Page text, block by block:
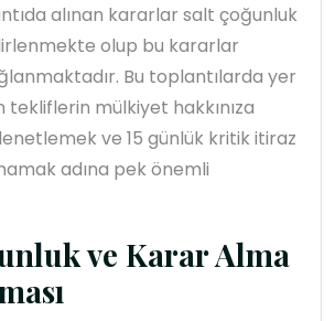
alınan kararlar salt çoğunluk
olup bu kararlar
Bu toplantılarda yer
tekliflerin mülkiyet hakkınıza
ve 15 günlük kritik itiraz
adına pek önemli
ve Karar Alma